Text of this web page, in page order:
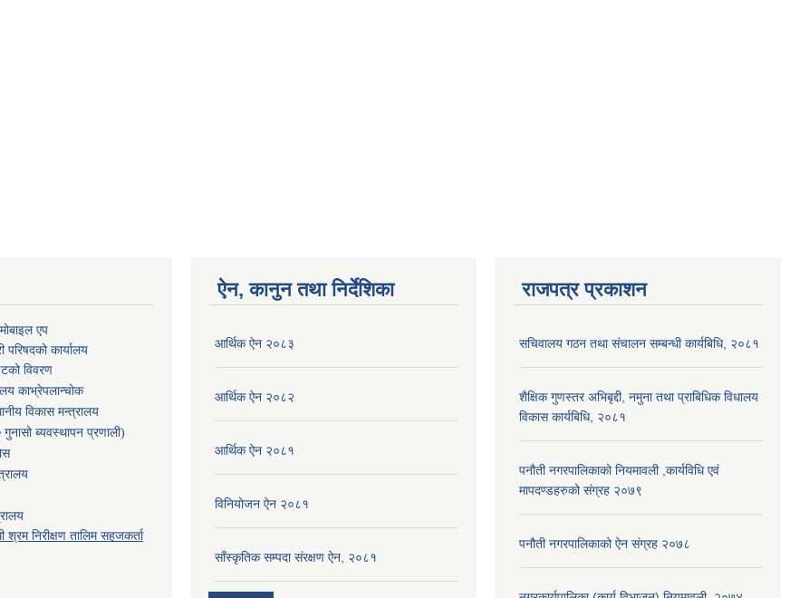
एप
परिषदको कार्यालय
विवरण
काभ्रेपलान्चोक
विकास मन्त्रालय
ब्यवस्थापन प्रणाली)
श्रम निरीक्षण तालिम सहजकर्ता
ऐन, कानुन तथा निर्देशिका
आर्थिक ऐन २०८३
आर्थिक ऐन २०८२
आर्थिक ऐन २०८१
विनियोजन ऐन २०८१
साँस्कृतिक सम्पदा संरक्षण ऐन, २०८१
राजपत्र प्रकाशन
सचिवालय गठन तथा संचालन सम्बन्धी कार्यबिधि, २०८१
शैक्षिक गुणस्तर अभिबृद्दी, नमुना तथा प्राबिधिक विधालय
विकास कार्यबिधि, २०८१
पनौती नगरपालिकाको नियमावली ,कार्यविधि एवं
मापदण्डहरुको संग्रह २०७९
पनौती नगरपालिकाको ऐन संग्रह २०७८